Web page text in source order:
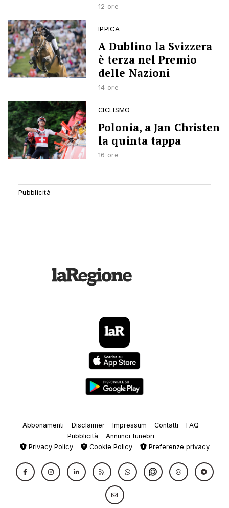
12 ore
IPPICA
A Dublino la Svizzera
è terza nel Premio
delle Nazioni
14 ore
CICLISMO
Polonia, a Jan Christen
la quinta tappa
16 ore
Abbonamenti Disclaimer Impressum Contatti
FAQ
Pubblicità
Annunci funebri
Privacy Policy
Cookie Policy Preferenze privacy